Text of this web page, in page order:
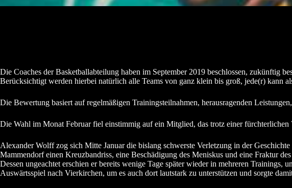
Die Coaches der Basketballabteilung haben im September 2019 beschlossen, zukünftig
Berücksichtigt werden hierbei natürlich alle Teams von ganz klein bis groß, jede(r) kann
Die Bewertung basiert auf regelmäßigen Trainingsteilnahmen, herausragenden
Die Wahl im Monat Februar fiel einstimmig auf ein Mitglied, das trotz einer fürchterlichen
Alexander Wolff zog sich Mitte Januar die bislang schwerste Verletzung in der
Mammendorf einen Kreuzbandriss, eine Beschädigung des Meniskus und eine Fraktur
Dessen ungeachtet erschien er bereits wenige Tage später wieder in mehreren
Auswärtsspiel nach Vierkirchen, um es auch dort lautstark zu unterstützen und sorgte